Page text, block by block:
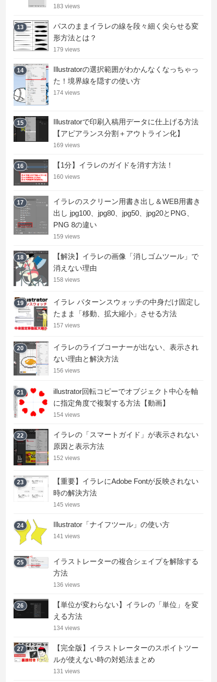
183 views
13
パスのままイラレの線を段々細く尖らせる変
形方法とは？
179 views
14
Illustratorの選択範囲がわかんなくなっちゃっ
た！境界線を隠すの使い方
174 views
15
Illustratorで印刷入稿用データに仕上げる方法
【アピアランス分割＋アウトライン化】
169 views
16 【1分】イラレのガイドを消す方法！
160 views
17
イラレのスクリーン用書き出し＆WEB用書き
出し jpg100、jpg80、jpg50、jpg20とPNG、
PNG 8の違い
159 views
18
【解決】イラレの画像「消しゴムツール」で
消えない理由
158 views
19
イラレ パターンスウォッチの中身だけ固定し
たまま「移動、拡大縮小」させる方法
157 views
20
イラレのライブコーナーが出ない、表示され
ない理由と解決方法
156 views
21
illustrator回転コピーでオブジェクト中心を軸
に指定角度で複製する方法【動画】
154 views
22
イラレの「スマートガイド」が表示されない
原因と表示方法
152 views
23
【重要】イラレにAdobe Fontが反映されない
時の解決方法
145 views
24 Illustrator「ナイフツール」の使い方
141 views
25
イラストレーターの複合シェイプを解除する
方法
136 views
26
【単位が変わらない】イラレの「単位」を変
える方法
134 views
27
【完全版】イラストレーターのスポイトツー
ルが使えない時の対処法まとめ
131 views